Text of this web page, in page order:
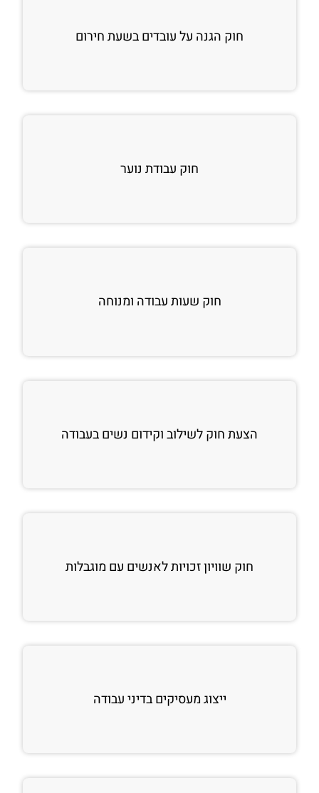
חוק הגנה על עובדים בשעת חירום
חוק עבודת נוער
חוק שעות עבודה ומנוחה
הצעת חוק לשילוב וקידום נשים בעבודה
חוק שוויון זכויות לאנשים עם מוגבלות
ייצוג מעסיקים בדיני עבודה